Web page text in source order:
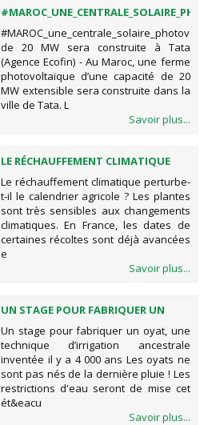
DE 20 MW SERA CONSTRUITE À TATA
de 20 MW sera construite à Tata
(Agence Ecofin) - Au Maroc, une ferme
photovoltaïque d’une capacité de 20
MW extensible sera construite dans la
ville de Tata. L
Savoir plus...
LE RÉCHAUFFEMENT CLIMATIQUE
PERTURBE-T-IL LE CALENDRIER
AGRICOLE ?
Le réchauffement climatique perturbe-
t-il le calendrier agricole ? Les plantes
sont très sensibles aux changements
climatiques. En France, les dates de
certaines récoltes sont déjà avancées
e
Savoir plus...
UN STAGE POUR FABRIQUER UN
OYAT, UNE TECHNIQUE
D’IRRIGATION ANCESTRALE
INVENTÉE IL Y A 4 000 ANS
Un stage pour fabriquer un oyat, une
technique d’irrigation ancestrale
inventée il y a 4 000 ans Les oyats ne
sont pas nés de la dernière pluie ! Les
restrictions d'eau seront de mise cet
ét&eacu
Savoir plus...